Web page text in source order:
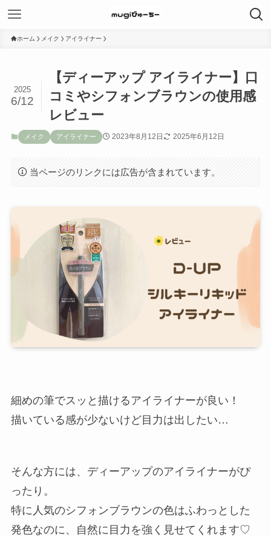
ホーム メイク アイライナー
【ディーアップ アイライナー】口
コミやシフォンブラウンの使用感
レビュー
2025
6/12
メイク アイライナー 2023年8月12日 2025年6月12日
当ページのリンクには広告が含まれています。
細めの筆でスッと描けるアイライナーが良い！
描いている感が少ないけど目力は出したい…
そんな方には、ディーアップのアイライナーがぴ
ったり。
特に人気のシフォンブラウンの色はふわっとした
発色なのに、自然に目力を強く見せてくれます♡